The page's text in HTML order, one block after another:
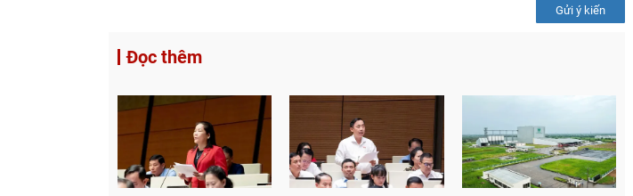
Gửi ý kiến
Đọc thêm